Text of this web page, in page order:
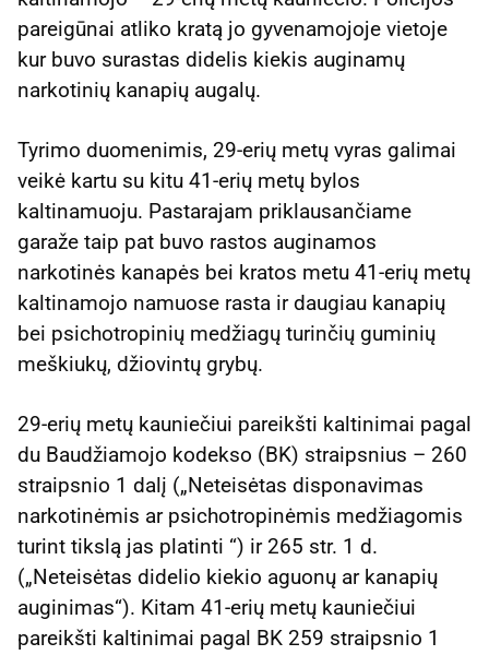
pareigūnai atliko kratą jo gyvenamojoje vietoje
kur buvo surastas didelis kiekis auginamų
narkotinių kanapių augalų.
Tyrimo duomenimis, 29-erių metų vyras galimai
veikė kartu su kitu 41-erių metų bylos
kaltinamuoju. Pastarajam priklausančiame
garaže taip pat buvo rastos auginamos
narkotinės kanapės bei kratos metu 41-erių metų
kaltinamojo namuose rasta ir daugiau kanapių
bei psichotropinių medžiagų turinčių guminių
meškiukų, džiovintų grybų.
29-erių metų kauniečiui pareikšti kaltinimai pagal
du Baudžiamojo kodekso (BK) straipsnius – 260
straipsnio 1 dalį („Neteisėtas disponavimas
narkotinėmis ar psichotropinėmis medžiagomis
turint tikslą jas platinti “) ir 265 str. 1 d.
(„Neteisėtas didelio kiekio aguonų ar kanapių
auginimas“). Kitam 41-erių metų kauniečiui
pareikšti kaltinimai pagal BK 259 straipsnio 1